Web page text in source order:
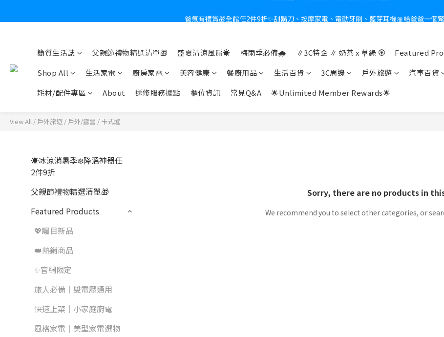
新會員送$100購物金✨再享消費回饋無極限
簡質生活誌 父親節禮物精選清單🎁 盛夏清涼風扇☀️ 梅雨季必備🌧️ ∥3C特企 ∥ 奶茶 x 草綠 🏵
Featured
Shop All
生活家電 廚房家電 美容健康 餐廚用品 生活百貨 3C周邊 戶外旅遊
汽車百貨
耗材/配件專區
About 送修服務據點 櫃位資訊 常見Q&A 🌟Unlimited Member Rewards🌟
View All / 戶外旅遊 / 戶外/露營 / 卡式爐
☀️冰涼消暑季❄️降溫神器任
2件9折
父親節禮物精選清單🎁
Featured Products
💖矚目新品
👑熱銷商品
✨官網限定
旅人必備｜雙電壓通用
快速上菜｜小家庭廚電
風格家電｜美型家電選物
Sorry, there are no products in
We recommend you to select other categories, or